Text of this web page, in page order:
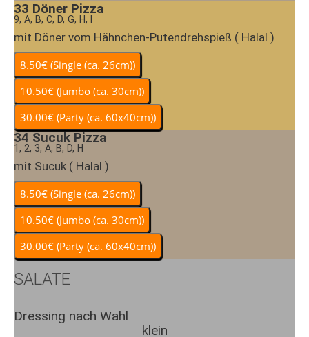
33 Döner Pizza
9, A, B, C, D, G, H, I
mit Döner vom Hähnchen-Putendrehspieß ( Halal )
34 Sucuk Pizza
1, 2, 3, A, B, D, H
mit Sucuk ( Halal )
SALATE
Dressing nach Wahl
klein